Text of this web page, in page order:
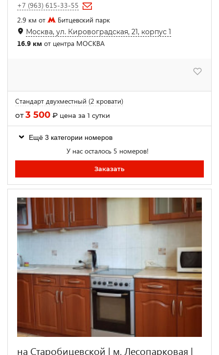
+7 (963) 615-33-55
2.9 км от
Битцевский парк
Москва, ул. Кировоградская, 21, корпус 1
16.9 км от центра МОСКВА
Стандарт двухместный (2 кровати)
от3 500 ₽ цена за 1 сутки
Ещё 3 категории номеров
У нас осталось 5 номеров!
Заказать
на Старобицевской | м. Лесопарковая |